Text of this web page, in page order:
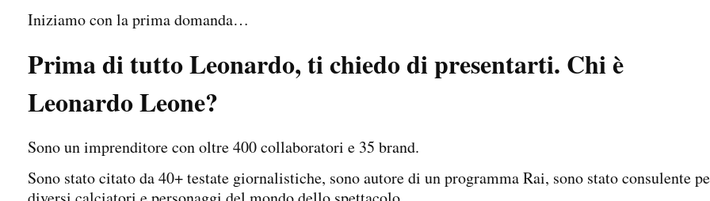
Iniziamo con la prima domanda…
Prima di tutto Leonardo, ti chiedo di presentarti. Chi è
Leonardo Leone?
Sono un imprenditore con oltre 400 collaboratori e 35 brand.
Sono stato citato da 40+ testate giornalistiche, sono autore di un programma Rai, sono stato consulente